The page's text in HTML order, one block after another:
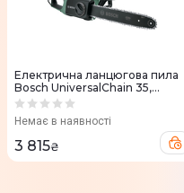
Електрична ланцюгова пила
Bosch UniversalChain 35,
1800Вт, SDS (0.600.8B8.300)
Немає в наявності
3 815₴